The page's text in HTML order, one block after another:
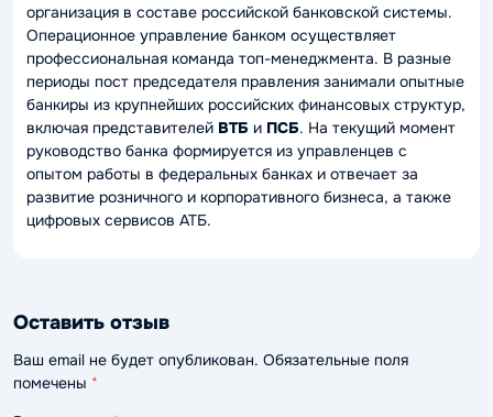
организация в составе российской банковской системы.
Операционное управление банком осуществляет
профессиональная команда топ-менеджмента. В разные
периоды пост председателя правления занимали опытные
банкиры из крупнейших российских финансовых структур,
включая представителей ВТБ и ПСБ. На текущий момент
руководство банка формируется из управленцев с
опытом работы в федеральных банках и отвечает за
развитие розничного и корпоративного бизнеса, а также
цифровых сервисов АТБ.
Оставить отзыв
Ваш email не будет опубликован. Обязательные поля
помечены *